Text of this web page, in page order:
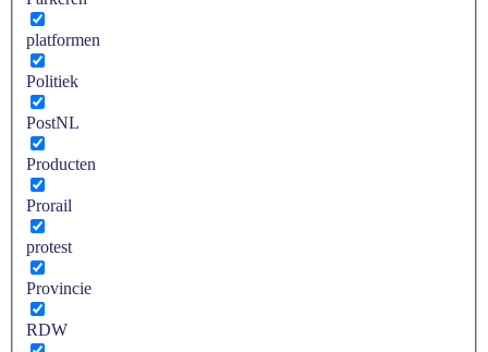
platformen
Politiek
PostNL
Producten
Prorail
protest
Provincie
RDW